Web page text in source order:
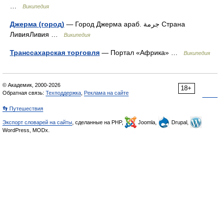
Википедия
Джерма (город) — Город Джерма араб. جرمة‎‎ Страна
ЛивияЛивия …
Википедия
Транссахарская торговля — Портал «Африка» … Википедия
18+
© Академик, 2000-2026
Обратная связь: Техподдержка Реклама на сайте
👣 Путешествия
Экспорт словарей на сайты , сделанные на PHP, Joomla,
Drupal,
WordPress, MODx.